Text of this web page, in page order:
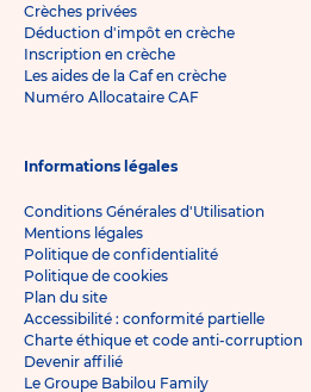
Crèches privées
Déduction d'impôt en crèche
Inscription en crèche
Les aides de la Caf en crèche
Numéro Allocataire CAF
Informations légales
Conditions Générales d'Utilisation
Mentions légales
Politique de confidentialité
Politique de cookies
Plan du site
Accessibilité : conformité partielle
Charte éthique et code anti-corruption
Devenir affilié
Le Groupe Babilou Family